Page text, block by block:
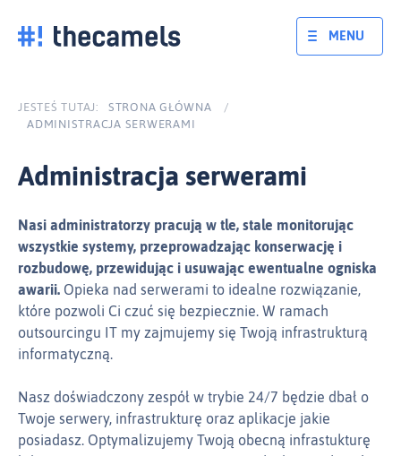
MENU
JESTEŚ TUTAJ: STRONA GŁÓWNA
/
ADMINISTRACJA SERWERAMI
Administracja serwerami
Nasi administratorzy pracują w tle, stale monitorując
wszystkie systemy, przeprowadzając konserwację i
rozbudowę, przewidując i usuwając ewentualne ogniska
awarii. Opieka nad serwerami to idealne rozwiązanie,
które pozwoli Ci czuć się bezpiecznie. W ramach
outsourcingu IT my zajmujemy się Twoją infrastrukturą
informatyczną.
Nasz doświadczony zespół w trybie 24/7 będzie dbał o
Twoje serwery, infrastrukturę oraz aplikacje jakie
posiadasz. Optymalizujemy Twoją obecną infrastukturę